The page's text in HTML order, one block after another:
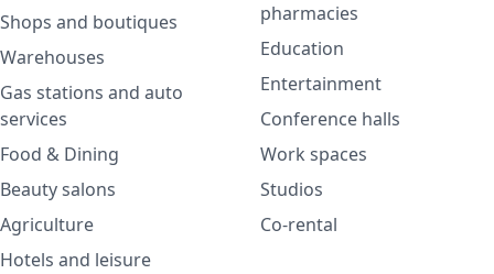
Shops and boutiques
Warehouses
Gas stations and auto
services
Food & Dining
Beauty salons
Agriculture
Hotels and leisure
pharmacies
Education
Entertainment
Conference halls
Work spaces
Studios
Co-rental